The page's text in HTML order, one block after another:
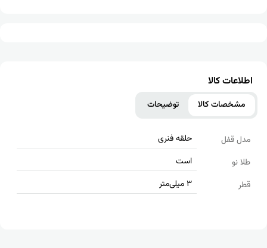
اطلاعات کالا
مشخصات کالا توضیحات
مدل قفل
حلقه فنری
طلا نو
است
قطر
3 میلی‌متر